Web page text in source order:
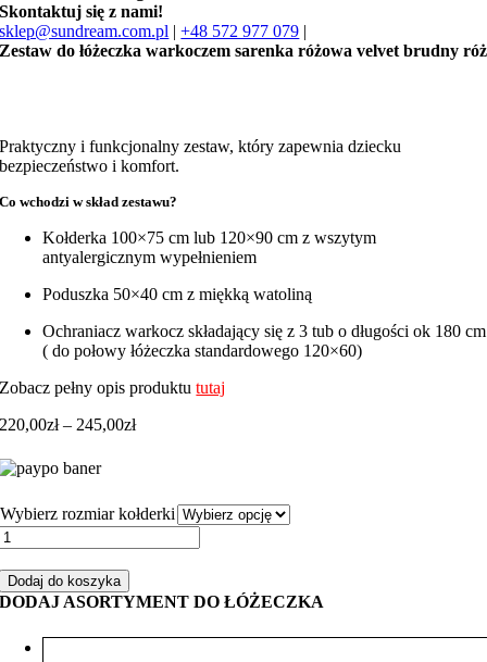
Skontaktuj się z nami!
sklep@sundream.com.pl |+48 572 977 079 |
Zestaw do łóżeczka warkoczem sarenka różowa velvet brudny róż
Praktyczny i funkcjonalny zestaw, który zapewnia dziecku
bezpieczeństwo i komfort.
Co wchodzi w skład zestawu?
Kołderka 100×75 cm lub 120×90 cm z wszytym
antyalergicznym wypełnieniem
Poduszka 50×40 cm z miękką watoliną
Ochraniacz warkocz składający się z 3 tub o długości ok 180 cm
( do połowy łóżeczka standardowego 120×60)
Zobacz pełny opis produktututaj
220,00zł – 245,00złZakres
245,00zł
Wybierz rozmiar kołderki
Dodaj do koszyka
DODAJ ASORTYMENT DO ŁÓŻECZKA